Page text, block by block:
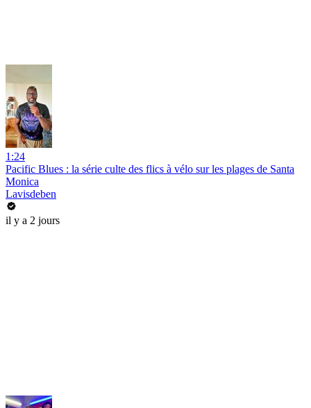
1:24
Pacific Blues : la série culte des flics à vélo sur les plages de Santa
Monica
Lavisdeben
il y a 2 jours